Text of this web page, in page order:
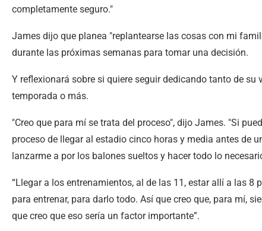
completamente seguro."
James dijo que planea "replantearse las cosas con mi
durante las próximas semanas para tomar una decisión.
Y reflexionará sobre si quiere seguir dedicando tanto de
temporada o más.
"Creo que para mí se trata del proceso", dijo James. "Si
proceso de llegar al estadio cinco horas y media antes de
lanzarme a por los balones sueltos y hacer todo lo
“Llegar a los entrenamientos, al de las 11, estar allí a las 8
para entrenar, para darlo todo. Así que creo que, para mí,
que creo que eso sería un factor importante”.